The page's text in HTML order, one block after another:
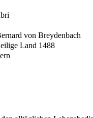
von Breydenbach
Land 1488